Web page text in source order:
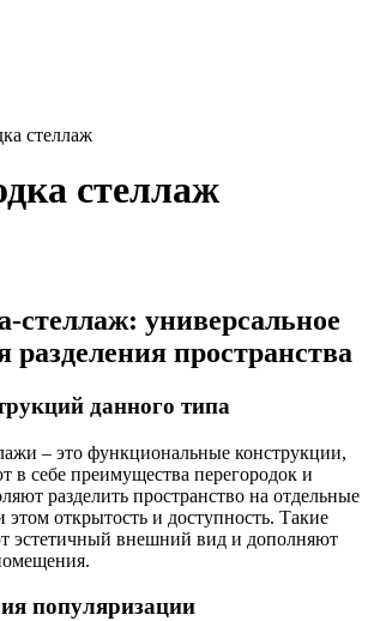
стеллаж
стеллаж
стеллаж: универсальное
разделения пространства
данного типа
– это функциональные конструкции,
в себе преимущества перегородок и
разделить пространство на отдельные
этом открытость и доступность. Такие
эстетичный внешний вид и дополняют
популяризации